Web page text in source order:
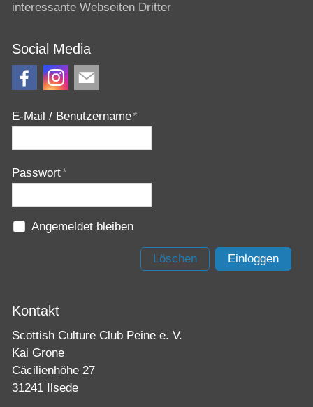
interessante Webseiten Dritter
Social Media
E-Mail / Benutzername*
Passwort*
Angemeldet bleiben
Löschen Einloggen
Kontakt
Scottish Culture Club Peine e. V.
Kai Grone
Cäcilienhöhe 27
31241 Ilsede